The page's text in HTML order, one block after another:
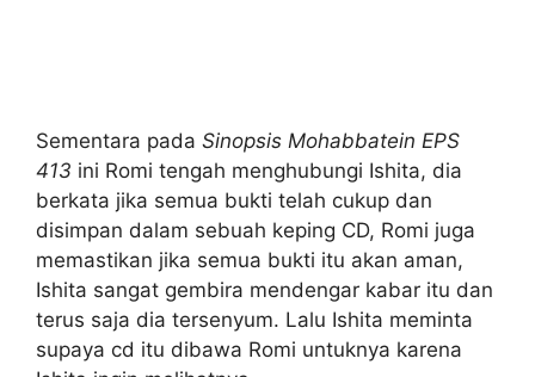
Sementara pada Sinopsis Mohabbatein EPS
413 ini Romi tengah menghubungi Ishita, dia
berkata jika semua bukti telah cukup dan
disimpan dalam sebuah keping CD, Romi juga
memastikan jika semua bukti itu akan aman,
Ishita sangat gembira mendengar kabar itu dan
terus saja dia tersenyum. Lalu Ishita meminta
supaya cd itu dibawa Romi untuknya karena